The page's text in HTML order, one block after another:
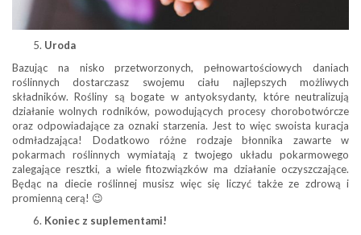
Uroda
Bazując na nisko przetworzonych, pełnowartościowych daniach
roślinnych dostarczasz swojemu ciału najlepszych możliwych
składników. Rośliny są bogate w antyoksydanty, które neutralizują
działanie wolnych rodników, powodujących procesy chorobotwórcze
oraz odpowiadające za oznaki starzenia. Jest to więc swoista kuracja
odmładzająca! Dodatkowo różne rodzaje błonnika zawarte w
pokarmach roślinnych wymiatają z twojego układu pokarmowego
zalegające resztki, a wiele fitozwiązków ma działanie oczyszczające.
Będąc na diecie roślinnej musisz więc się liczyć także ze zdrową i
promienną cerą! 😉
Koniec z suplementami!